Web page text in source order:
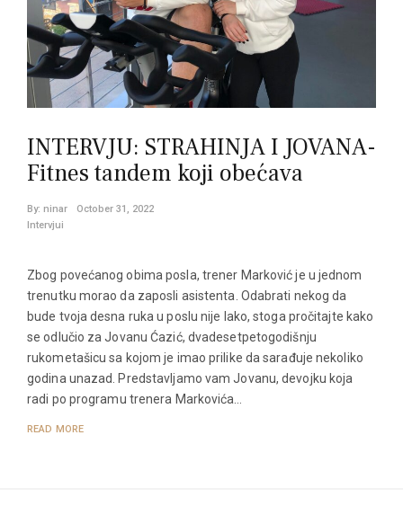
INTERVJU: STRAHINJA I JOVANA-
Fitnes tandem koji obećava
By: ninar
October 31, 2022
Intervjui
Zbog povećanog obima posla, trener Marković je u jednom
trenutku morao da zaposli asistenta. Odabrati nekog da
bude tvoja desna ruka u poslu nije lako, stoga pročitajte kako
se odlučio za Jovanu Ćazić, dvadesetpetogodišnju
rukometašicu sa kojom je imao prilike da sarađuje nekoliko
godina unazad. Predstavljamo vam Jovanu, devojku koja
radi po programu trenera Markovića…
READ MORE